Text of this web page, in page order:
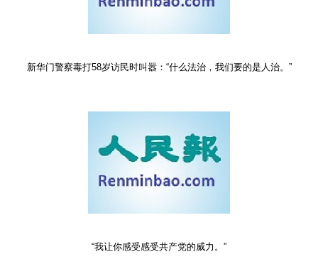
新华门警察毒打58岁访民时叫嚣：“什么法治，我们要的是人治。”
“我让你感受感受共产党的威力。”